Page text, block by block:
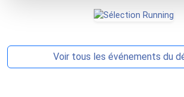
Voir tous les événements du